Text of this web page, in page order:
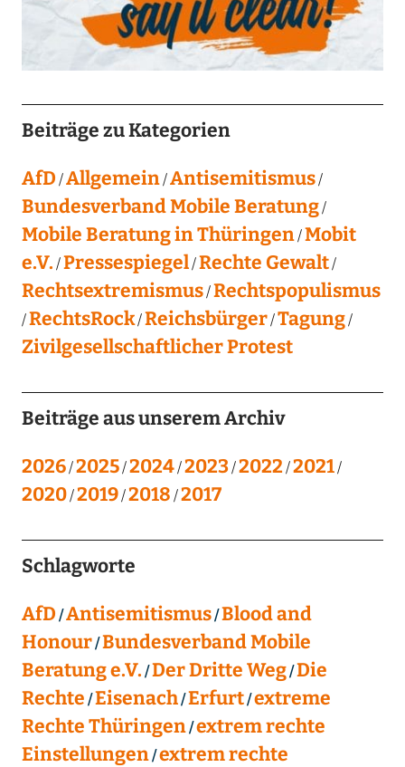
Beiträge zu Kategorien
AfD Allgemein Antisemitismus
Bundesverband Mobile Beratung
Mobile Beratung in Thüringen Mobit
e.V. Pressespiegel Rechte Gewalt
Rechtsextremismus Rechtspopulismus
RechtsRock Reichsbürger Tagung
Zivilgesellschaftlicher Protest
Beiträge aus unserem Archiv
2026 2025 2024 2023 2022 2021
2020 2019 2018 2017
Schlagworte
AfD Antisemitismus Blood and
Honour Bundesverband Mobile
Beratung e.V. Der Dritte Weg Die
Rechte Eisenach Erfurt extreme
Rechte Thüringen extrem rechte
Einstellungen extrem rechte